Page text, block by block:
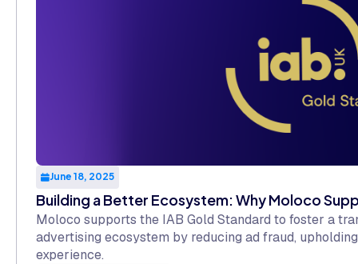
June 18, 2025
Building a Better Ecosystem: Why Moloco
Moloco supports the IAB Gold Standard to foster a
advertising ecosystem by reducing ad fraud,
experience.